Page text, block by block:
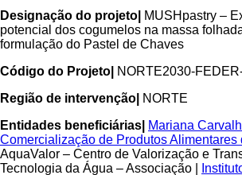
Designação do projeto| MUSHpastry –
potencial dos cogumelos na massa
formulação do Pastel de Chaves
Código do Projeto| NORTE2030-
Região de intervenção| NORTE
Entidades beneficiárias| Mariana
Comercialização de Produtos Alimentares
AquaValor – Centro de Valorização e
Tecnologia da Água – Associação |